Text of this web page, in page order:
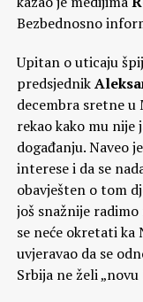
Bezbednosno
Upitan o uticaju
predsjednik
decembra sretne
rekao kako mu nije
događanju. Naveo
interese i da se
obavješten o tom
još snažnije
se neće okretati ka
uvjeravao da se
Srbija ne želi „novu